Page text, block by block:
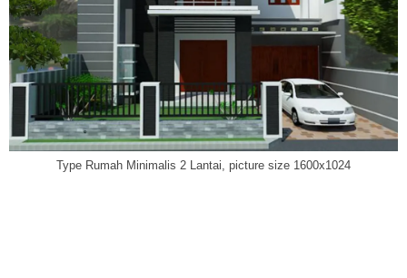
Type Rumah Minimalis 2 Lantai, picture size 1600x1024